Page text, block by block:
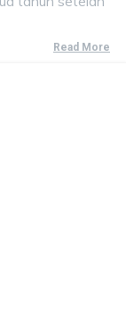
Read More